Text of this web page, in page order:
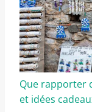
Que rapporter
et idées